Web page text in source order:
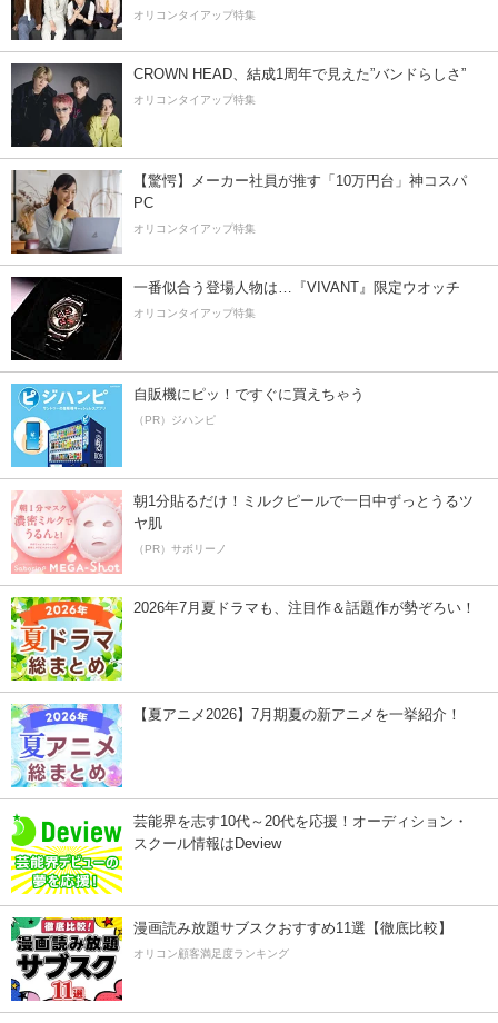
オリコンタイアップ特集
CROWN HEAD、結成1周年で見えた”バンドらしさ”
オリコンタイアップ特集
【驚愕】メーカー社員が推す「10万円台」神コスパ
PC
オリコンタイアップ特集
一番似合う登場人物は…『VIVANT』限定ウオッチ
オリコンタイアップ特集
自販機にピッ！ですぐに買えちゃう
（PR）ジハンピ
朝1分貼るだけ！ミルクピールで一日中ずっとうるツ
ヤ肌
（PR）サボリーノ
2026年7月夏ドラマも、注目作＆話題作が勢ぞろい！
【夏アニメ2026】7月期夏の新アニメを一挙紹介！
芸能界を志す10代～20代を応援！オーディション・
スクール情報はDeview
漫画読み放題サブスクおすすめ11選【徹底比較】
オリコン顧客満足度ランキング